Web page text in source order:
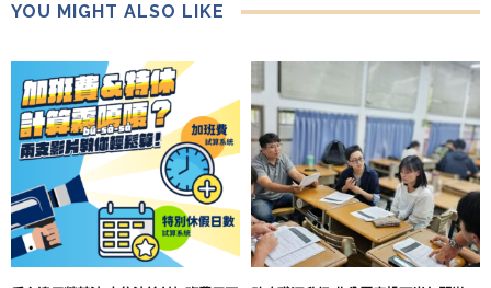
YOU MIGHT ALSO LIKE